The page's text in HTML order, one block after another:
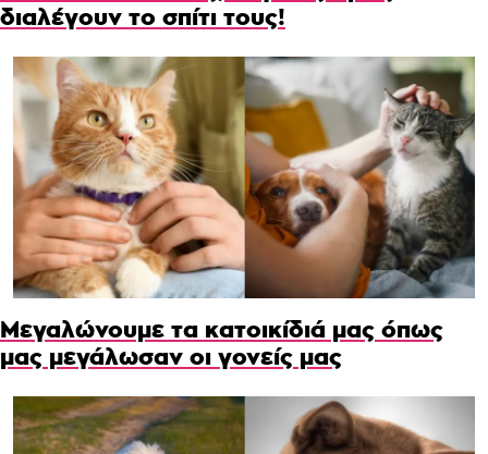
διαλέγουν το σπίτι τους!
Μεγαλώνουμε τα κατοικίδιά μας όπως
μας μεγάλωσαν οι γονείς μας